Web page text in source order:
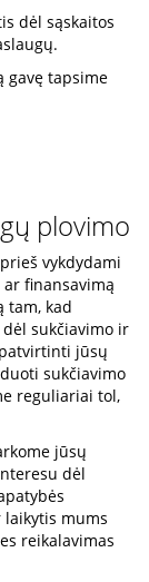
dėl sąskaitos
gavę tapsime
plovimo
vykdydami
finansavimą
tam, kad
sukčiavimo ir
jūsų
sukčiavimo
reguliariai tol,
jūsų
dėl
laikytis mums
reikalavimas